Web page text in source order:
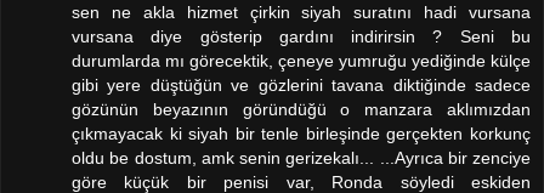
sen ne akla hizmet çirkin siyah suratını hadi vursana
vursana diye gösterip gardını indirirsin ? Seni bu
durumlarda mı görecektik, çeneye yumruğu yediğinde külçe
gibi yere düştüğün ve gözlerini tavana diktiğinde sadece
gözünün beyazının göründüğü o manzara aklımızdan
çıkmayacak ki siyah bir tenle birleşinde gerçekten korkunç
oldu be dostum, amk senin gerizekalı... ...Ayrıca bir zenciye
göre küçük bir penisi var, Ronda söyledi eskiden